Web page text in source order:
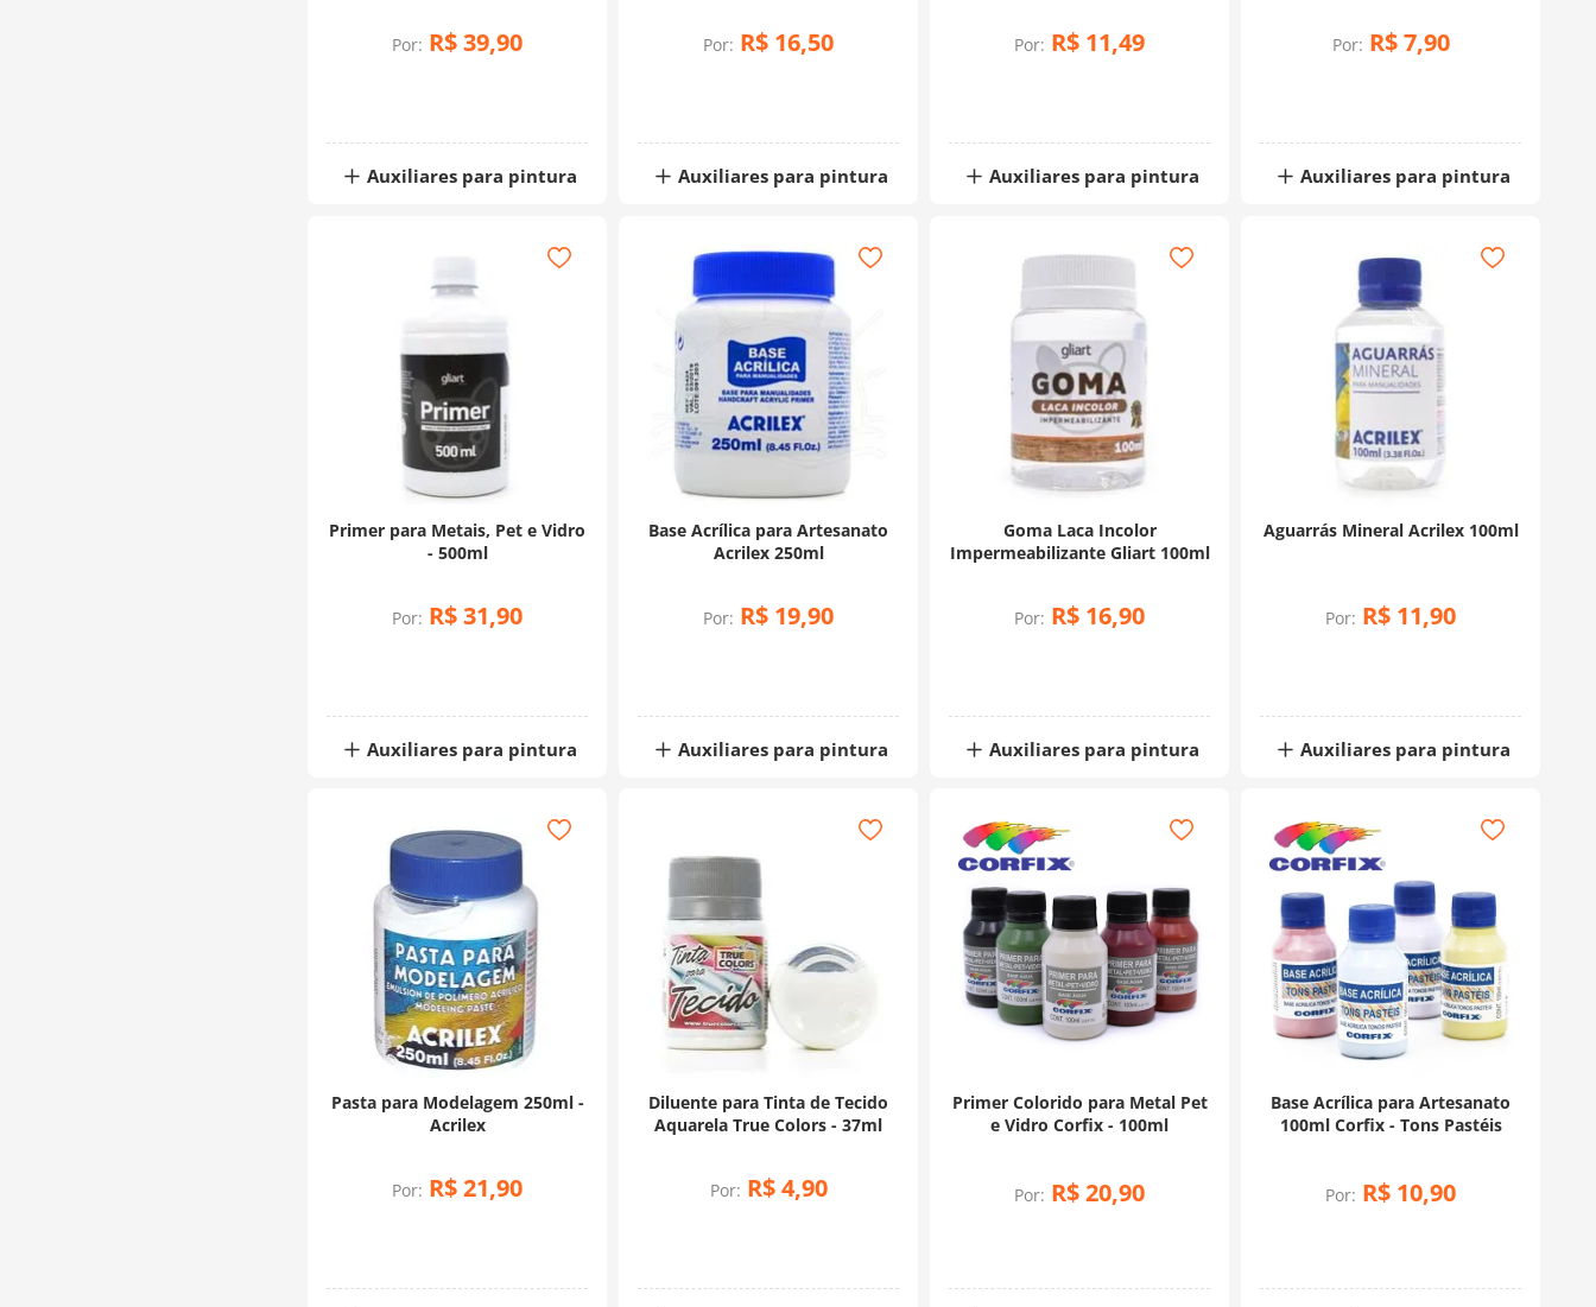
Por: R$39,90
Auxiliares para pintura
Por: R$ 16,50
Auxiliares para pintura
Por: R$ 11,49
Auxiliares para pintura
Por: R$ 7,90
Auxiliares para pintura
Primer para Metais, Pet e Vidro
- 500ml
Por: R$31,90
Auxiliares para pintura
Base Acrílica para Artesanato
Acrilex 250ml
Por: R$ 19,90
Auxiliares para pintura
Goma Laca Incolor
Impermeabilizante Gliart 100ml
Por: R$ 16,90
Auxiliares para pintura
Aguarrás Mineral Acrilex 100ml
Por: R$ 11,90
Auxiliares para pintura
Pasta para Modelagem 250ml -
Acrilex
Por: R$21,90
Diluente para Tinta de Tecido
Aquarela True Colors - 37ml
Por: R$ 4,90
Primer Colorido para Metal Pet
e Vidro Corfix - 100ml
Por: R$20,90
Base Acrílica para Artesanato
100ml Corfix - Tons Pastéis
Por: R$ 10,90